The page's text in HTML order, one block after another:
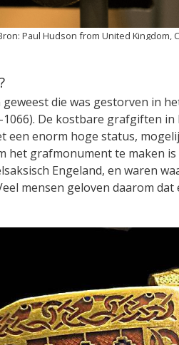
Paul Hudson from United Kingdom,
die was gestorven in
1066). De kostbare grafgiften
een enorm hoge status,
het grafmonument te maken
Engeland, en waren
mensen geloven daarom